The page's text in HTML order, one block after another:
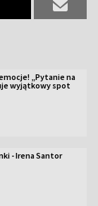
„Pytanie na
wyjątkowy spot
- Irena Santor